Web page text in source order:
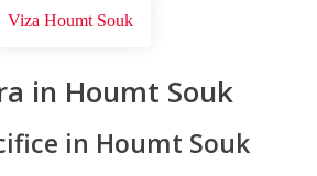
Viza Houmt Souk
in Houmt Souk
in Houmt Souk